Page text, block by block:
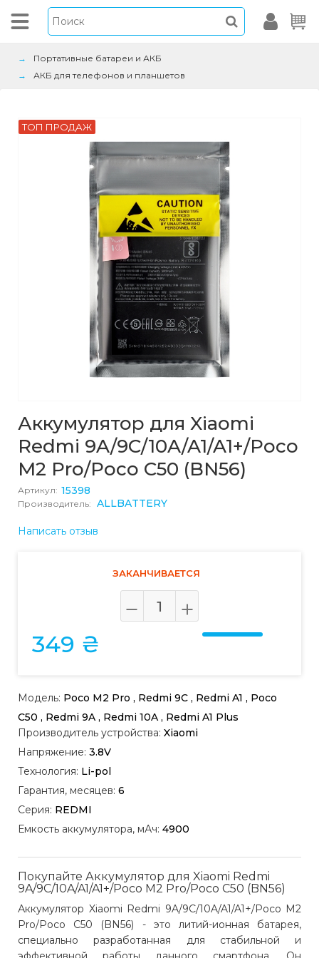
Портативные батареи и АКБ
АКБ для телефонов и планшетов
ТОП ПРОДАЖ
Аккумулятор для Xiaomi
Redmi 9A/9C/10A/A1/A1+/Poco
M2 Pro/Poco C50 (BN56)
Артикул: 15398
Производитель: ALLBATTERY
Написать отзыв
ЗАКАНЧИВАЕТСЯ
349 ₴
Модель: Poco M2 Pro , Redmi 9C , Redmi A1 , Poco
C50 , Redmi 9A , Redmi 10A , Redmi A1 Plus
Производитель устройства: Xiaomi
Напряжение: 3.8V
Технология: Li-pol
Гарантия, месяцев: 6
Серия: REDMI
Емкость аккумулятора, мАч: 4900
Покупайте Аккумулятор для Xiaomi Redmi
9A/9C/10A/A1/A1+/Poco M2 Pro/Poco C50 (BN56)
Аккумулятор Xiaomi Redmi 9A/9C/10A/A1/A1+/Poco M2
Pro/Poco C50 (BN56) - это литий-ионная батарея,
специально разработанная для стабильной и